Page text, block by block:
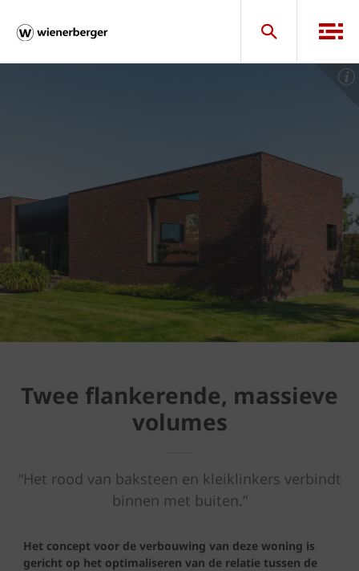
Twee flankerende, massieve
volumes
“Het rood van baksteen en kleiklinkers verbindt
binnen met buiten.”
Het concept voor de verbouwing van deze woning is
gericht op het optimaliseren van de relatie tussen de